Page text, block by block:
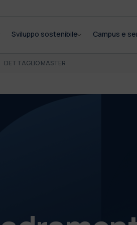
Sviluppo sostenibile Campus e
DETTAGLIO MASTER